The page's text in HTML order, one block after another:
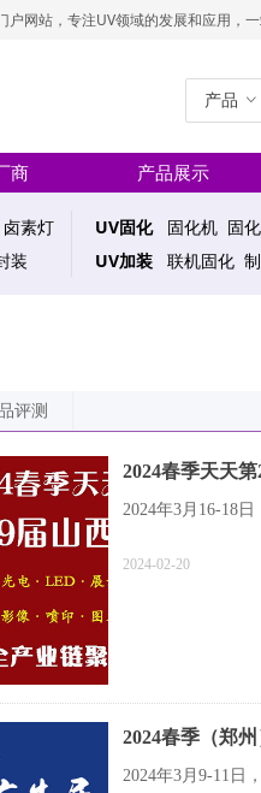
户网站，专注UV领域的发展和应用，
产品 ꀁ
商 产品展示
素灯
装
UV固化 固化机 固
UV加装
联机固化
评测
2024春季天天
2024年3月16-18
2024-02-20
2024春季（郑
2024年3月9-11日